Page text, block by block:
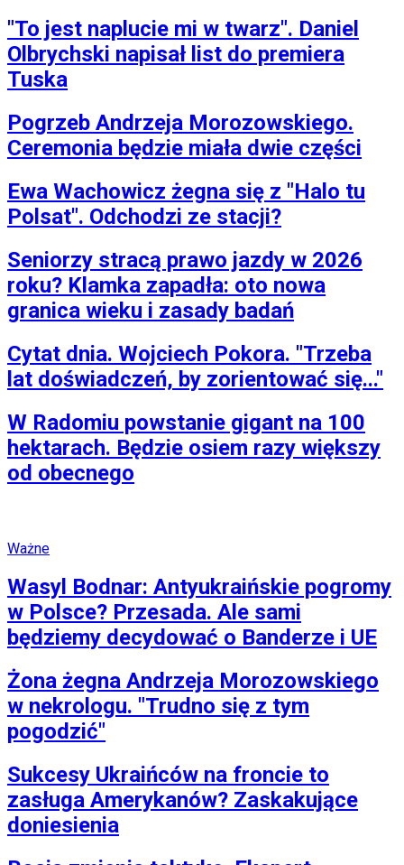
"To jest naplucie mi w twarz". Daniel
Olbrychski napisał list do premiera
Tuska
Pogrzeb Andrzeja Morozowskiego.
Ceremonia będzie miała dwie części
Ewa Wachowicz żegna się z "Halo tu
Polsat". Odchodzi ze stacji?
Seniorzy stracą prawo jazdy w 2026
roku? Klamka zapadła: oto nowa
granica wieku i zasady badań
Cytat dnia. Wojciech Pokora. "Trzeba
lat doświadczeń, by zorientować się..."
W Radomiu powstanie gigant na 100
hektarach. Będzie osiem razy większy
od obecnego
Ważne
Wasyl Bodnar: Antyukraińskie pogromy
w Polsce? Przesada. Ale sami
będziemy decydować o Banderze i UE
Żona żegna Andrzeja Morozowskiego
w nekrologu. "Trudno się z tym
pogodzić"
Sukcesy Ukraińców na froncie to
zasługa Amerykanów? Zaskakujące
doniesienia